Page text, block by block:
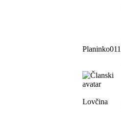
Planinko011
Lovčina